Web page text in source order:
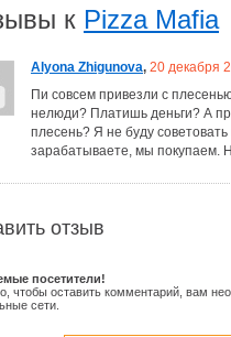
к Pizza Mafia
Alyona Zhigunova, 20 декабря
Пи совсем привезли с
нелюди? Платишь деньги? А
плесень? Я не буду
зарабатываете, мы покупаем.
отзыв
посетители!
чтобы оставить комментарий, вам
сети.